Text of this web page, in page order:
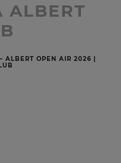
ALBERT
ALBERT OPEN AIR 2026 |